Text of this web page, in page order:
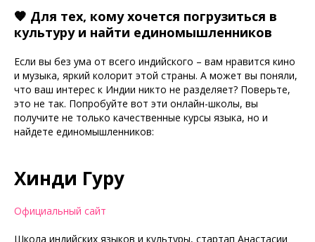
🧡 Для тех, кому хочется погрузиться в
культуру и найти единомышленников
Если вы без ума от всего индийского – вам нравится кино
и музыка, яркий колорит этой страны. А может вы поняли,
что ваш интерес к Индии никто не разделяет? Поверьте,
это не так. Попробуйте вот эти онлайн-школы, вы
получите не только качественные курсы языка, но и
найдете единомышленников:
Хинди Гуру
Официальный сайт
Школа индийских языков и культуры, стартап Анастасии